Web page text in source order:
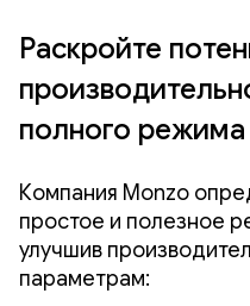
Раскройте
полного режима
Компания Monzo
простое и полезное
улучшив
параметрам: